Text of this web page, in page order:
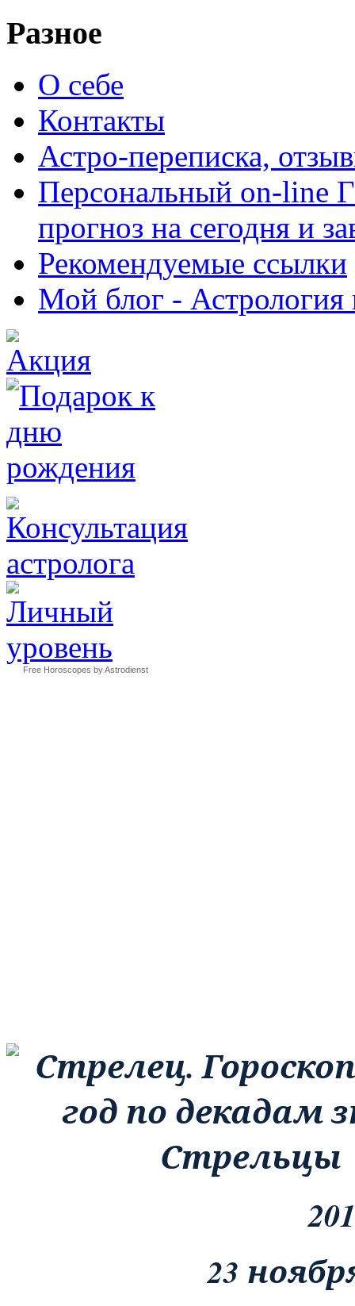
Разное
О себе
Контакты
Астро-переписка,
Персональный on-
прогноз на сегодня и
Рекомендуемые ссылки
Мой блог - Астрология
Free Horoscopes by Astrodienst
23